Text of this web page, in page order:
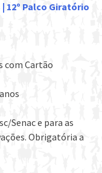
12º Palco Giratório
com Cartão
Senac e para as
Obrigatória a